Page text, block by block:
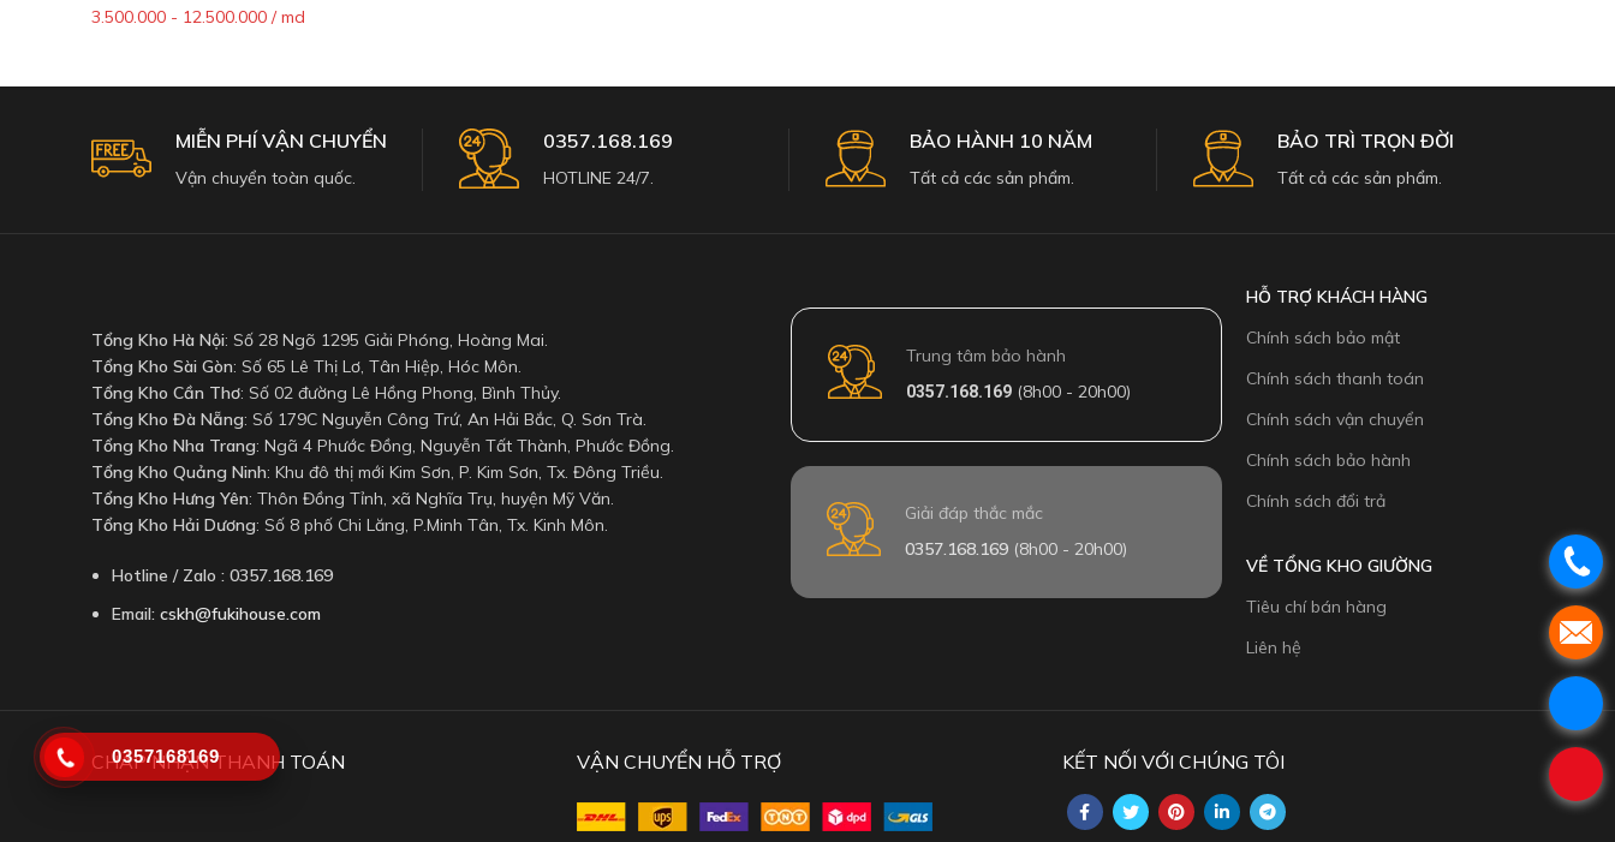
3.500.000 - 12.500.000 / md
MIỄN PHÍ VẬN CHUYỂN
Vận chuyển toàn quốc.
0357.168.169
HOTLINE 24/7.
BẢO HÀNH 10 NĂM
Tất cả các sản phẩm.
BẢO TRÌ TRỌN ĐỜI
Tất cả các sản phẩm.
Tổng Kho Hà Nội: Số 28 Ngõ 1295 Giải Phóng, Hoàng Mai.
Tổng Kho Sài Gòn: Số 65 Lê Thị Lơ, Tân Hiệp, Hóc Môn.
Tổng Kho Cần Thơ: Số 02 đường Lê Hồng Phong, Bình Thủy.
Tổng Kho Đà Nẵng: Số 179C Nguyễn Công Trứ, An Hải Bắc, Q. Sơn Trà.
Tổng Kho Nha Trang: Ngã 4 Phước Đồng, Nguyễn Tất Thành, Phước Đồng.
Tổng Kho Quảng Ninh: Khu đô thị mới Kim Sơn, P. Kim Sơn, Tx. Đông Triều.
Tổng Kho Hưng Yên: Thôn Đồng Tỉnh, xã Nghĩa Trụ, huyện Mỹ Văn.
Tổng Kho Hải Dương: Số 8 phố Chi Lăng, P.Minh Tân, Tx. Kinh Môn.
Hotline / Zalo : 0357.168.169
Email: cskh@fukihouse.com
Trung tâm bảo hành
0357.168.169(8h00 - 20h00)
Giải đáp thắc mắc
0357.168.169(8h00 - 20h00)
HỖ TRỢ KHÁCH HÀNG
Chính sách bảo mật
Chính sách thanh toán
Chính sách vận chuyển
Chính sách bảo hành
Chính sách đổi trả
VỀ TỔNG KHO GIƯỜNG
Tiêu chí bán hàng
Liên hệ
CHẤP NHẬN THANH TOÁN VẬN CHUYỂN HỖ TRỢ KẾT NỐI VỚI CHÚNG TÔI
0357168169